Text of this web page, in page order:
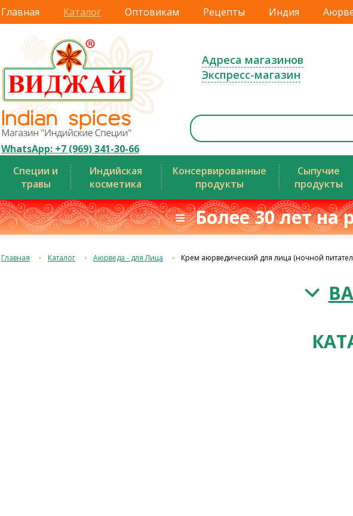
Главная Каталог Оптовикам Рецепты Индия
WhatsApp: +7 (969) 341-30-66
Адреса магазинов
Экспресс-магазин
Специи и
травы
Индийская
косметика
Консервированные
продукты
Сыпучие
продукты
≡ Более 30 лет на
Главная Каталог Аюрведа - для Лица Крем аюрведический для лица (ночной